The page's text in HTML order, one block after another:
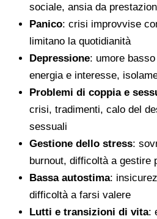
sociale, ansia da
Panico: crisi improvvise
limitano la quotidianità
Depressione: umore
energia e interesse,
Problemi di coppia e
crisi, tradimenti, calo del
sessuali
Gestione dello stress:
burnout, difficoltà a gestire
Bassa autostima:
difficoltà a farsi valere
Lutti e transizioni di vita: